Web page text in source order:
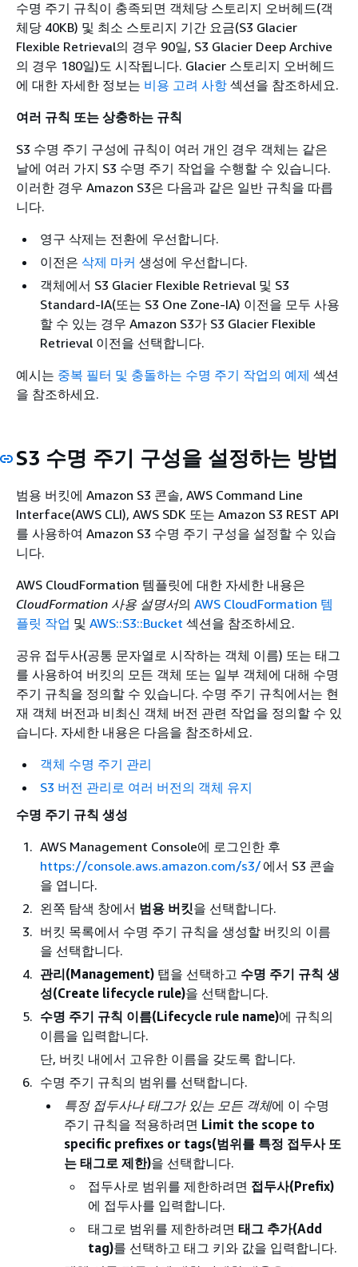
수명 주기 규칙이 충족되면 객체당 스토리지 오버헤드(객
체당 40KB) 및 최소 스토리지 기간 요금(S3 Glacier
Flexible Retrieval의 경우 90일, S3 Glacier Deep Archive
의 경우 180일)도 시작됩니다. Glacier 스토리지 오버헤드
에 대한 자세한 정보는 비용 고려 사항 섹션을 참조하세요.
여러 규칙 또는 상충하는 규칙
S3 수명 주기 구성에 규칙이 여러 개인 경우 객체는 같은
날에 여러 가지 S3 수명 주기 작업을 수행할 수 있습니다.
이러한 경우 Amazon S3은 다음과 같은 일반 규칙을 따릅
니다.
영구 삭제는 전환에 우선합니다.
이전은 삭제 마커 생성에 우선합니다.
객체에서 S3 Glacier Flexible Retrieval 및 S3
Standard-IA(또는 S3 One Zone-IA) 이전을 모두 사용
할 수 있는 경우 Amazon S3가 S3 Glacier Flexible
Retrieval 이전을 선택합니다.
예시는 중복 필터 및 충돌하는 수명 주기 작업의 예제 섹션
을 참조하세요.
S3 수명 주기 구성을 설정하는 방법
범용 버킷에 Amazon S3 콘솔, AWS Command Line
Interface(AWS CLI), AWS SDK 또는 Amazon S3 REST API
를 사용하여 Amazon S3 수명 주기 구성을 설정할 수 있습
니다.
AWS CloudFormation 템플릿에 대한 자세한 내용은
CloudFormation 사용 설명서의 AWS CloudFormation 템
플릿 작업 및 AWS::S3::Bucket 섹션을 참조하세요.
공유 접두사(공통 문자열로 시작하는 객체 이름) 또는 태그
를 사용하여 버킷의 모든 객체 또는 일부 객체에 대해 수명
주기 규칙을 정의할 수 있습니다. 수명 주기 규칙에서는 현
재 객체 버전과 비최신 객체 버전 관련 작업을 정의할 수 있
습니다. 자세한 내용은 다음을 참조하세요.
객체 수명 주기 관리
S3 버전 관리로 여러 버전의 객체 유지
수명 주기 규칙 생성
AWS Management Console에 로그인한 후
https://console.aws.amazon.com/s3/에서 S3 콘솔
을 엽니다.
왼쪽 탐색 창에서 범용 버킷을 선택합니다.
버킷 목록에서 수명 주기 규칙을 생성할 버킷의 이름
을 선택합니다.
관리(Management) 탭을 선택하고 수명 주기 규칙 생
성(Create lifecycle rule)을 선택합니다.
수명 주기 규칙 이름(Lifecycle rule name)에 규칙의
이름을 입력합니다.
단, 버킷 내에서 고유한 이름을 갖도록 합니다.
수명 주기 규칙의 범위를 선택합니다.
특정 접두사나 태그가 있는 모든 객체에 이 수명
주기 규칙을 적용하려면 Limit the scope to
specific prefixes or tags(범위를 특정 접두사 또
는 태그로 제한)을 선택합니다.
접두사로 범위를 제한하려면 접두사(Prefix)
에 접두사를 입력합니다.
태그로 범위를 제한하려면 태그 추가(Add
tag)를 선택하고 태그 키와 값을 입력합니다.